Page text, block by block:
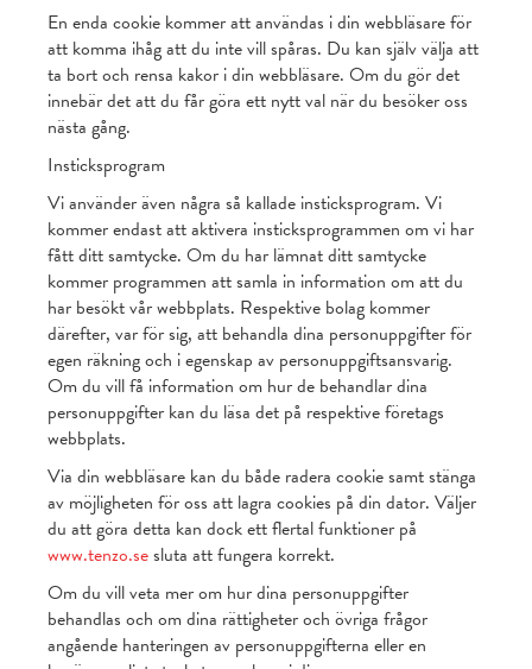
En enda cookie kommer att användas i din webbläsare för
att komma ihåg att du inte vill spåras. Du kan själv välja att
ta bort och rensa kakor i din webbläsare. Om du gör det
innebär det att du får göra ett nytt val när du besöker oss
nästa gång.
Insticksprogram
Vi använder även några så kallade insticksprogram. Vi
kommer endast att aktivera insticksprogrammen om vi har
fått ditt samtycke. Om du har lämnat ditt samtycke
kommer programmen att samla in information om att du
har besökt vår webbplats. Respektive bolag kommer
därefter, var för sig, att behandla dina personuppgifter för
egen räkning och i egenskap av personuppgiftsansvarig.
Om du vill få information om hur de behandlar dina
personuppgifter kan du läsa det på respektive företags
webbplats.
Via din webbläsare kan du både radera cookie samt stänga
av möjligheten för oss att lagra cookies på din dator. Väljer
du att göra detta kan dock ett flertal funktioner på
www.tenzo.sesluta att fungera korrekt.
Om du vill veta mer om hur dina personuppgifter
behandlas och om dina rättigheter och övriga frågor
angående hanteringen av personuppgifterna eller en